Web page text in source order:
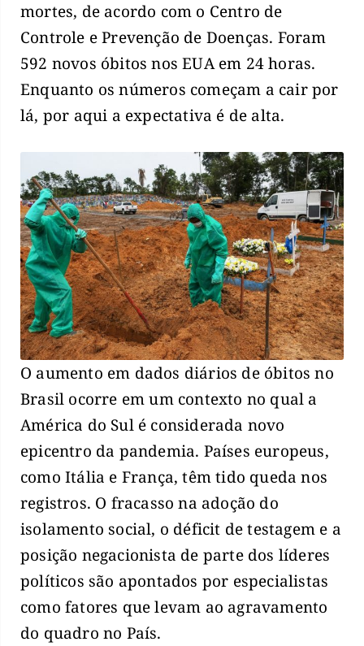
mortes, de acordo com o Centro de
Controle e Prevenção de Doenças. Foram
592 novos óbitos nos EUA em 24 horas.
Enquanto os números começam a cair por
lá, por aqui a expectativa é de alta.
O aumento em dados diários de óbitos no
Brasil ocorre em um contexto no qual a
América do Sul é considerada novo
epicentro da pandemia. Países europeus,
como Itália e França, têm tido queda nos
registros. O fracasso na adoção do
isolamento social, o déficit de testagem e a
posição negacionista de parte dos líderes
políticos são apontados por especialistas
como fatores que levam ao agravamento
do quadro no País.